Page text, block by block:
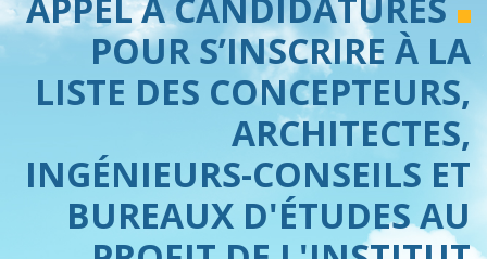
APPEL À CANDIDATURES
POUR S’INSCRIRE À LA
LISTE DES CONCEPTEURS,
ARCHITECTES,
INGÉNIEURS-CONSEILS ET
BUREAUX D'ÉTUDES AU